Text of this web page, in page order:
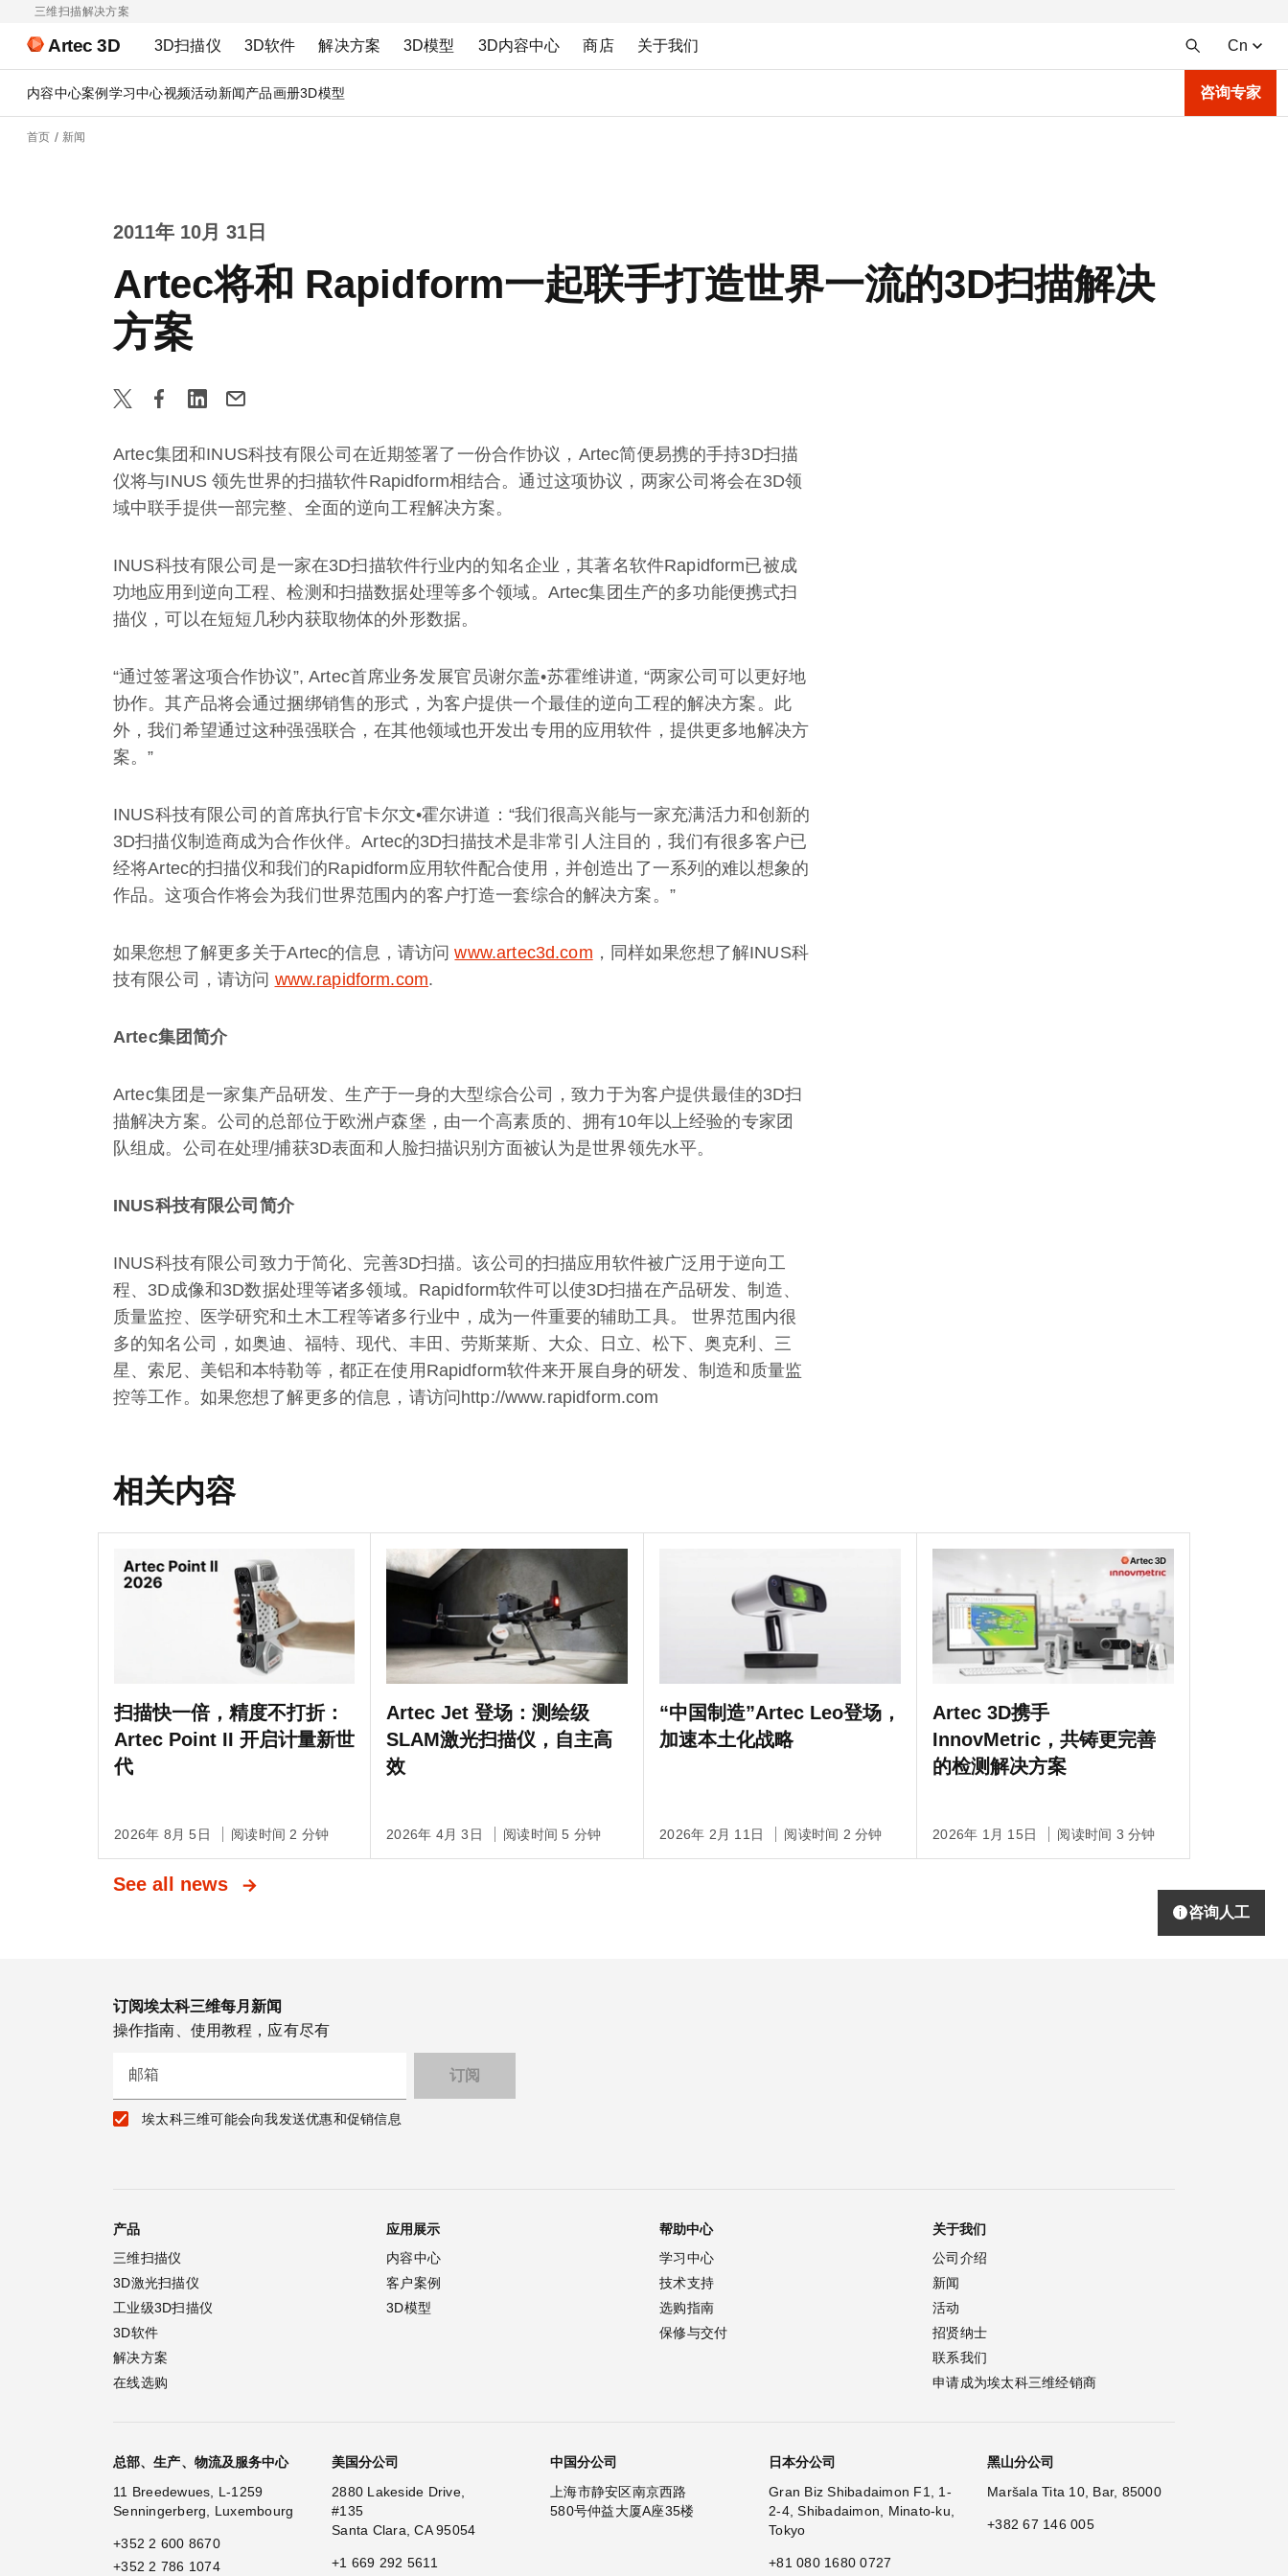
三维扫描解决方案
Artec 3D 3D扫描仪 3D软件 解决方案 3D模型 3D内容中心 商店 关于我们 Cn
内容中心案例 学习中心视频活动新闻产品画册3D模型 咨询专家
首页 新闻
2011年 10月 31日
Artec将和 Rapidform一起联手打造世界一流的3D扫描解决
方案
Artec集团和INUS科技有限公司在近期签署了一份合作协议，Artec简便易携的手持3D扫描
仪将与INUS 领先世界的扫描软件Rapidform相结合。通过这项协议，两家公司将会在3D领
域中联手提供一部完整、全面的逆向工程解决方案。
INUS科技有限公司是一家在3D扫描软件行业内的知名企业，其著名软件Rapidform已被成
功地应用到逆向工程、检测和扫描数据处理等多个领域。Artec集团生产的多功能便携式扫
描仪，可以在短短几秒内获取物体的外形数据。
“通过签署这项合作协议”, Artec首席业务发展官员谢尔盖•苏霍维讲道, “两家公司可以更好地
协作。其产品将会通过捆绑销售的形式，为客户提供一个最佳的逆向工程的解决方案。此
外，我们希望通过这种强强联合，在其他领域也开发出专用的应用软件，提供更多地解决方
案。”
INUS科技有限公司的首席执行官卡尔文•霍尔讲道：“我们很高兴能与一家充满活力和创新的
3D扫描仪制造商成为合作伙伴。Artec的3D扫描技术是非常引人注目的，我们有很多客户已
经将Artec的扫描仪和我们的Rapidform应用软件配合使用，并创造出了一系列的难以想象的
作品。这项合作将会为我们世界范围内的客户打造一套综合的解决方案。”
如果您想了解更多关于Artec的信息，请访问www.artec3d.com ，同样如果您想了解INUS科
技有限公司，请访问 www.rapidform.com.
Artec集团简介
Artec集团是一家集产品研发、生产于一身的大型综合公司，致力于为客户提供最佳的3D扫
描解决方案。公司的总部位于欧洲卢森堡，由一个高素质的、拥有10年以上经验的专家团
队组成。公司在处理/捕获3D表面和人脸扫描识别方面被认为是世界领先水平。
INUS科技有限公司简介
INUS科技有限公司致力于简化、完善3D扫描。该公司的扫描应用软件被广泛用于逆向工
程、3D成像和3D数据处理等诸多领域。Rapidform软件可以使3D扫描在产品研发、制造、
质量监控、医学研究和土木工程等诸多行业中，成为一件重要的辅助工具。 世界范围内很
多的知名公司，如奥迪、福特、现代、丰田、劳斯莱斯、大众、日立、松下、奥克利、三
星、索尼、美铝和本特勒等，都正在使用Rapidform软件来开展自身的研发、制造和质量监
控等工作。如果您想了解更多的信息，请访问http://www.rapidform.com
相关内容
扫描快一倍，精度不打折：
Artec Point II 开启计量新世
代
2026年 8月 5日 阅读时间 2 分钟
Artec Jet 登场：测绘级
SLAM激光扫描仪，自主高
效
2026年 4月 3日 阅读时间 5 分钟
“中国制造”Artec Leo登场，
加速本土化战略
2026年 2月 11日 阅读时间 2 分钟
Artec 3D携手
InnovMetric，共铸更完善
的检测解决方案
2026年 1月 15日 阅读时间 3 分钟
See all news
咨询人工
订阅埃太科三维每月新闻
操作指南、使用教程，应有尽有
邮箱
埃太科三维可能会向我发送优惠和促销信息
产品
三维扫描仪
3D激光扫描仪
工业级3D扫描仪
3D软件
解决方案
在线选购
应用展示
内容中心
客户案例
3D模型
帮助中心
学习中心
技术支持
选购指南
保修与交付
关于我们
公司介绍
新闻
活动
招贤纳士
联系我们
申请成为埃太科三维经销商
总部、生产、物流及服务中心
11 Breedewues, L-1259
Senningerberg, Luxembourg
+352 2 600 8670
+352 2 786 1074
美国分公司
2880 Lakeside Drive,
#135
Santa Clara, CA 95054
+1 669 292 5611
中国分公司
上海市静安区南京西路
580号仲益大厦A座35楼
日本分公司
Gran Biz Shibadaimon F1, 1-
2-4, Shibadaimon, Minato-ku,
Tokyo
+81 080 1680 0727
黑山分公司
Maršala Tita 10, Bar, 85000
+382 67 146 005